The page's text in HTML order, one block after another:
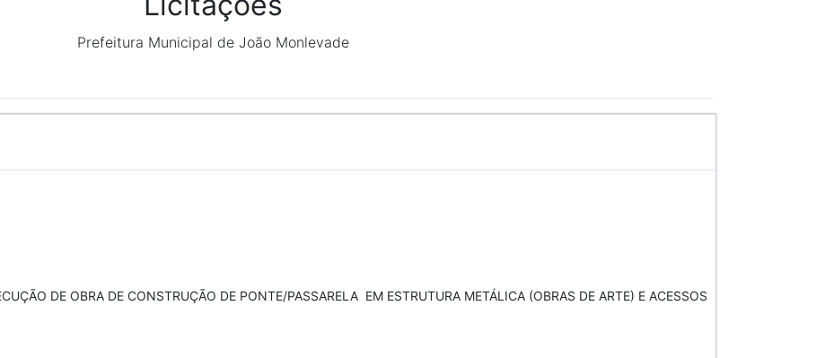
Prefeitura Municipal de João Monlevade
DE OBRA DE CONSTRUÇÃO DE PONTE/PASSARELA EM ESTRUTURA METÁLICA (OBRAS DE ARTE) E ACESSOS